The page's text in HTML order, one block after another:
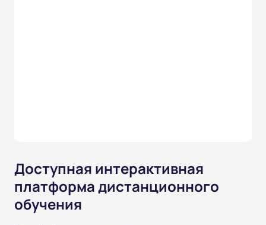
Доступная интерактивная
платформа дистанционного
обучения